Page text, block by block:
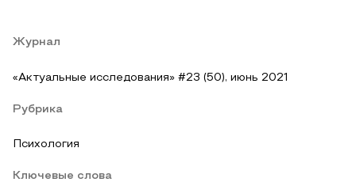
Журнал
«Актуальные исследования» #23 (50), июнь 2021
Рубрика
Психология
Ключевые слова